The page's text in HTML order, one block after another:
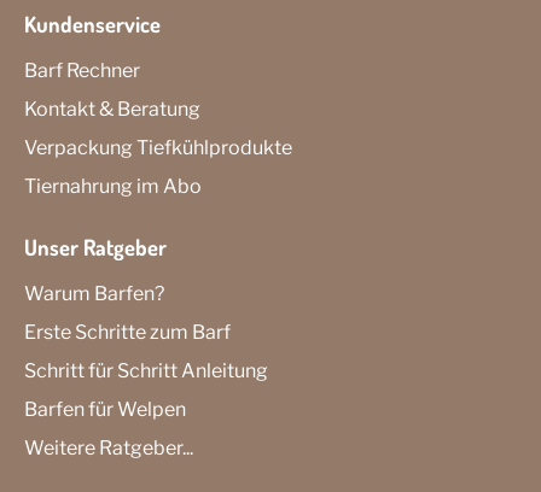
Kundenservice
Barf Rechner
Kontakt & Beratung
Verpackung Tiefkühlprodukte
Tiernahrung im Abo
Unser Ratgeber
Warum Barfen?
Erste Schritte zum Barf
Schritt für Schritt Anleitung
Barfen für Welpen
Weitere Ratgeber...